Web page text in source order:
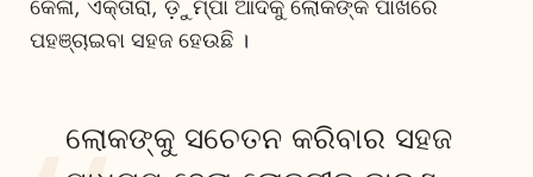
କେଳା, ଏକ୍ତାରା, ଡ଼ୁମ୍ପା ଆଦିକୁ ଲୋକଙ୍କ ପାଖରେ
ପହଞ୍ଚାଇବା ସହଜ ହେଉଛି ।
ଲୋକଙ୍କୁ ସଚେତନ କରିବାର ସହଜ